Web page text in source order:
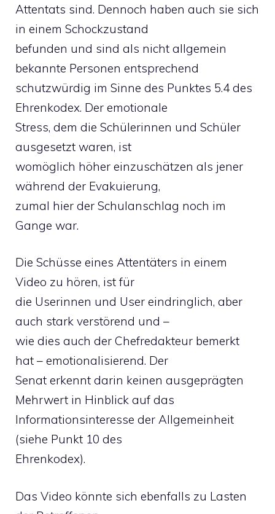
Attentats sind. Dennoch haben auch sie sich
in einem Schockzustand
befunden und sind als nicht allgemein
bekannte Personen entsprechend
schutzwürdig im Sinne des Punktes 5.4 des
Ehrenkodex. Der emotionale
Stress, dem die Schülerinnen und Schüler
ausgesetzt waren, ist
womöglich höher einzuschätzen als jener
während der Evakuierung,
zumal hier der Schulanschlag noch im
Gange war.
Die Schüsse eines Attentäters in einem
Video zu hören, ist für
die Userinnen und User eindringlich, aber
auch stark verstörend und –
wie dies auch der Chefredakteur bemerkt
hat – emotionalisierend. Der
Senat erkennt darin keinen ausgeprägten
Mehrwert in Hinblick auf das
Informationsinteresse der Allgemeinheit
(siehe Punkt 10 des
Ehrenkodex).
Das Video könnte sich ebenfalls zu Lasten